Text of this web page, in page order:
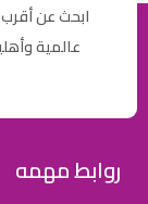
ابحث عن
عالمية
روابط مهمه